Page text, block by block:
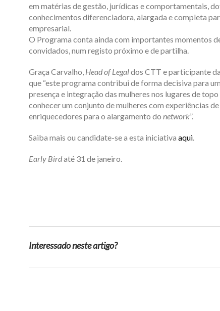
em matérias de gestão, jurídicas e comportamentais,
conhecimentos diferenciadora, alargada e completa
empresarial.
O Programa conta ainda com importantes momentos
convidados, num registo próximo e de partilha.
Graça Carvalho, Head of Legaldos CTT e participante
que “este programa contribui de forma decisiva para
presença e integração das mulheres nos lugares de
conhecer um conjunto de mulheres com experiências
enriquecedores para o alargamento do network”.
Saiba mais ou candidate-se a esta iniciativaaqui
Early Birdaté 31 de janeiro.
Interessado neste artigo?